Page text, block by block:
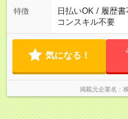
特徴 日払いOK / 履歴書
コンスキル不要
気になる！
掲載元企業名